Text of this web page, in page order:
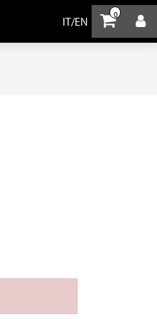
0
IT/EN